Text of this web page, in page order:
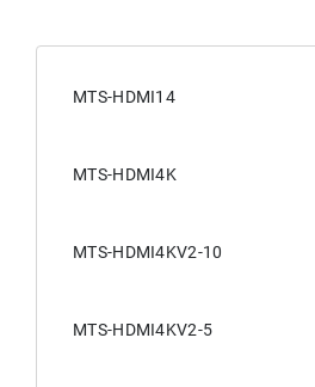
MTS-HDMI14
MTS-HDMI4K
MTS-HDMI4KV2-10
MTS-HDMI4KV2-5